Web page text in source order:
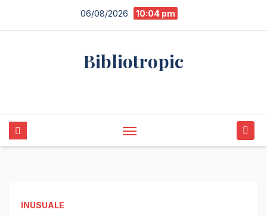
06/08/2026 10:04 pm
Bibliotropic
INUSUALE